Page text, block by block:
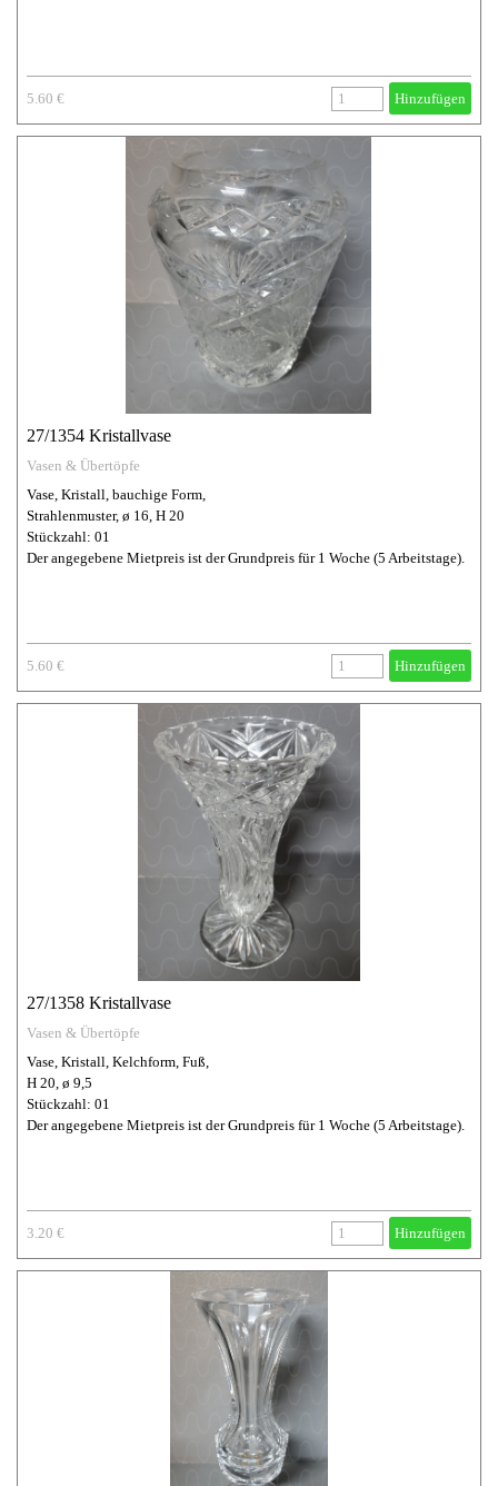
5.60 € Hinzufügen
27/1354 Kristallvase
Vasen & Übertöpfe
Vase, Kristall, bauchige Form,
Strahlenmuster, ø 16, H 20
Stückzahl: 01
Der angegebene Mietpreis ist der Grundpreis für 1 Woche (5 Arbeitstage).
5.60 € Hinzufügen
27/1358 Kristallvase
Vasen & Übertöpfe
Vase, Kristall, Kelchform, Fuß,
H 20, ø 9,5
Stückzahl: 01
Der angegebene Mietpreis ist der Grundpreis für 1 Woche (5 Arbeitstage).
3.20 € Hinzufügen